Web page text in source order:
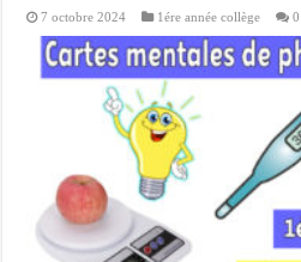
7 octobre 2024 1ére année collège 0